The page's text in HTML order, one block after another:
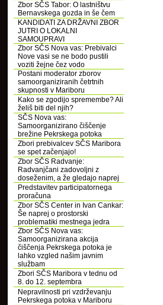
Zbor SČS Tabor: O lastništvu
Bernavskega gozda in še čem
KANDIDATI ZA DRŽAVNI ZBOR
JUTRI O LOKALNI
SAMOUPRAVI
Zbor SČS Nova vas: Prebivalci
Nove vasi se ne bodo pustili
voziti žejne čez vodo
Postani moderator zborov
samoorganiziranih četrtnih
skupnosti v Mariboru
Kako se zgodijo spremembe? Ali
želiš biti del njih?
SČS Nova vas:
Samoorganizirano čiščenje
brežine Pekrskega potoka
Zbori prebivalcev SČS Maribora
se spet začenjajo!
Zbor SČS Radvanje:
Radvanjčani zadovoljni z
doseženim, a že gledajo naprej
Predstavitev participatornega
proračuna
Zbor SČS Center in Ivan Cankar:
Še naprej o prostorski
problematiki mestnega jedra
Zbor SČS Nova vas:
Samoorganizirana akcija
čiščenja Pekrskega potoka je
lahko vzgled našim javnim
službam
Zbori SČS Maribora v tednu od
8. do 12. septembra
Nepravilnosti pri vzdrževanju
Pekrskega potoka v Mariboru